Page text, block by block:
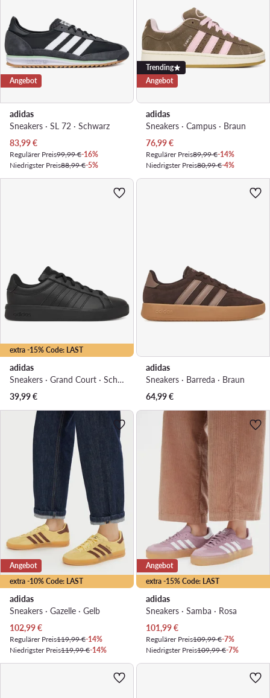
Angebot
adidas
Sneakers · SL 72 · Schwarz
Aktueller Preis
83,99€
Regulärer Preis99,99 €-16%
Niedrigster Preis88,99 €-5%
Trending
Angebot
adidas
Sneakers · Campus · Braun
Aktueller Preis
76,99€
Regulärer Preis89,99 €-14%
Niedrigster Preis80,99 €-4%
extra -15% Code: LAST
adidas
Sneakers · Grand Court · Schwarz
39,99€
adidas
Sneakers · Barreda · Braun
64,99€
extra -10% Code: LAST
Angebot
adidas
Sneakers · Gazelle · Gelb
Aktueller Preis
102,99€
Regulärer Preis119,99 €-14%
Niedrigster Preis119,99 €-14%
extra -15% Code: LAST
Angebot
adidas
Sneakers · Samba · Rosa
Aktueller Preis
101,99€
Regulärer Preis109,99 €-7%
Niedrigster Preis109,99 €-7%